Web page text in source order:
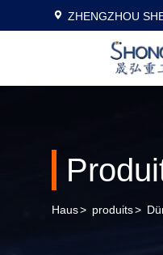
ZHENGZHOU
Haus> produits>